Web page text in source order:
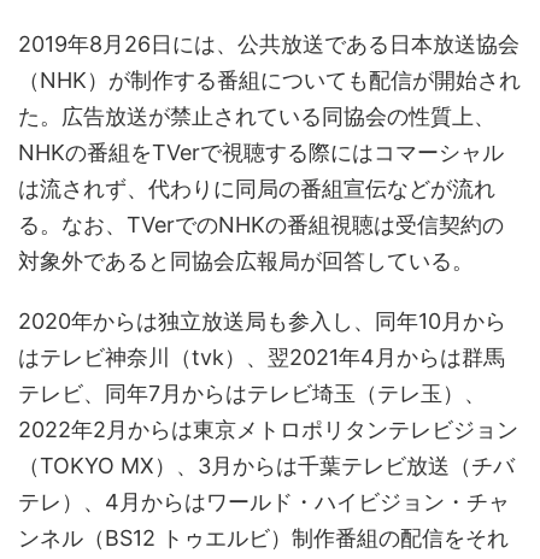
2019年8月26日には、公共放送である日本放送協会
（NHK）が制作する番組についても配信が開始され
た。広告放送が禁止されている同協会の性質上、
NHKの番組をTVerで視聴する際にはコマーシャル
は流されず、代わりに同局の番組宣伝などが流れ
る。なお、TVerでのNHKの番組視聴は受信契約の
対象外であると同協会広報局が回答している。
2020年からは独立放送局も参入し、同年10月から
はテレビ神奈川（tvk）、翌2021年4月からは群馬
テレビ、同年7月からはテレビ埼玉（テレ玉）、
2022年2月からは東京メトロポリタンテレビジョン
（TOKYO MX）、3月からは千葉テレビ放送（チバ
テレ）、4月からはワールド・ハイビジョン・チャ
ンネル（BS12 トゥエルビ）制作番組の配信をそれ